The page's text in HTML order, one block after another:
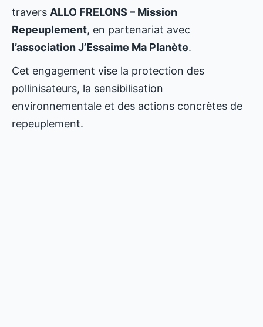
travers ALLO FRELONS – Mission
Repeuplement, en partenariat avec
l’association J’Essaime Ma Planète.
Cet engagement vise la protection des
pollinisateurs, la sensibilisation
environnementale et des actions concrètes de
repeuplement.